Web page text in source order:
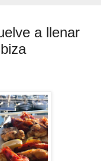
a llenar